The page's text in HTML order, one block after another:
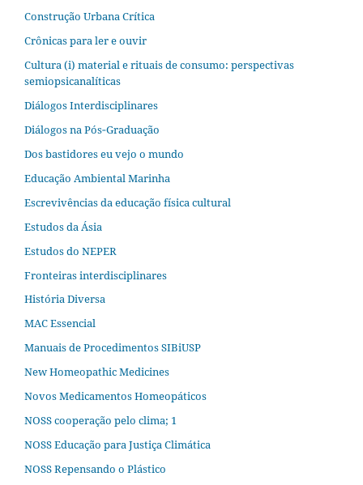
Construção Urbana Crítica
Crônicas para ler e ouvir
Cultura (i) material e rituais de consumo: perspectivas
semiopsicanalíticas
Diálogos Interdisciplinares
Diálogos na Pós‐Graduação
Dos bastidores eu vejo o mundo
Educação Ambiental Marinha
Escrevivências da educação física cultural
Estudos da Ásia​
Estudos do NEPER
Fronteiras interdisciplinares
História Diversa
MAC Essencial
Manuais de Procedimentos SIBiUSP
New Homeopathic Medicines
Novos Medicamentos Homeopáticos
NOSS cooperação pelo clima; 1
NOSS Educação para Justiça Climática
NOSS Repensando o Plástico